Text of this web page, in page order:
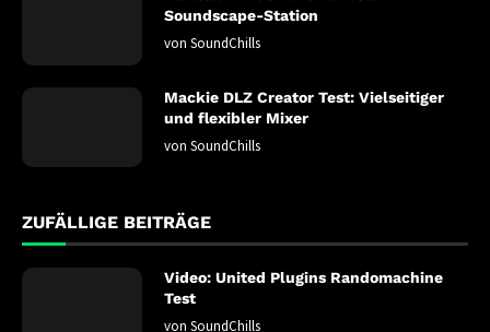
Soundscape-Station
von SoundChills
Mackie DLZ Creator Test: Vielseitiger
und flexibler Mixer
von SoundChills
ZUFÄLLIGE BEITRÄGE
Video: United Plugins Randomachine
Test
von SoundChills